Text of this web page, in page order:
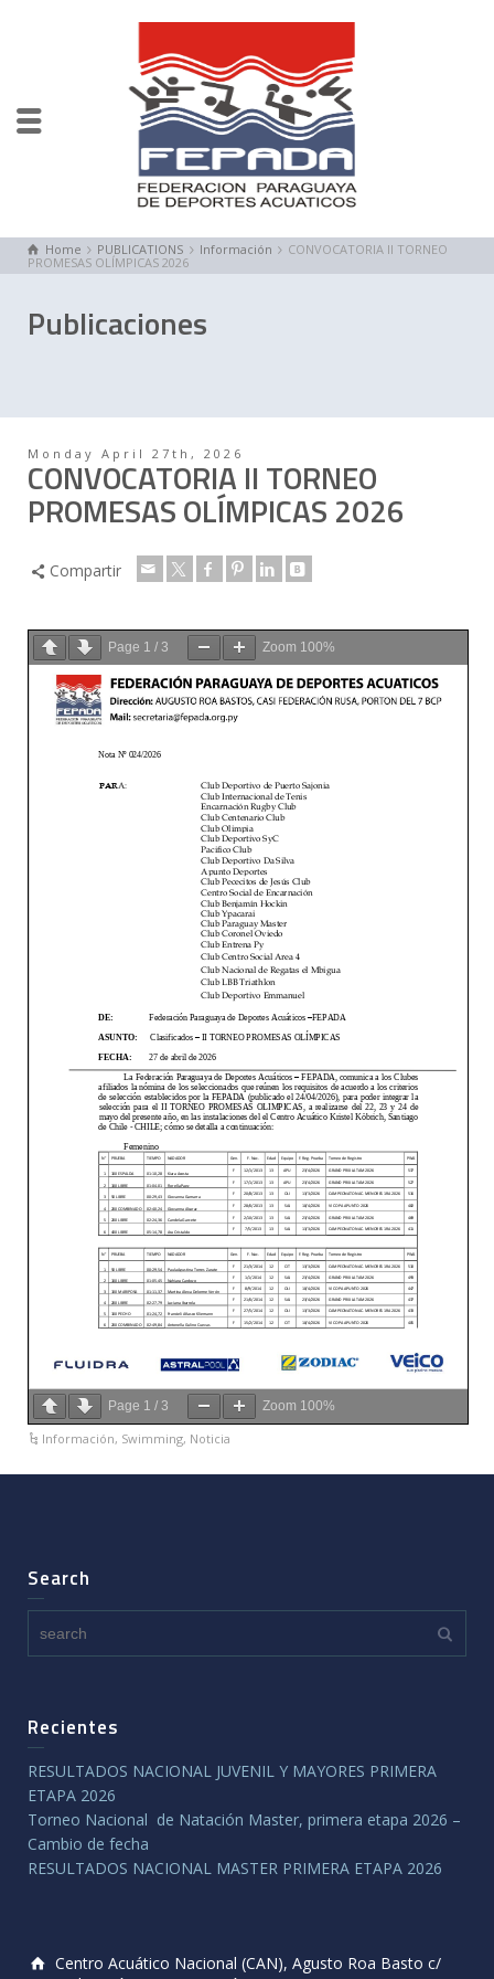
Home PUBLICATIONS Información
CONVOCATORIA II TORNEO
PROMESAS OLÍMPICAS 2026
Publicaciones
Monday April 27th, 2026
CONVOCATORIA II TORNEO
PROMESAS OLÍMPICAS 2026
Compartir
Page 1 / 3 Zoom 100%
Page 1 / 3 Zoom 100%
Información, Swimming, Noticia
Search
Recientes
RESULTADOS NACIONAL JUVENIL Y MAYORES PRIMERA
ETAPA 2026
Torneo Nacional de Natación Master, primera etapa 2026 –
Cambio de fecha
RESULTADOS NACIONAL MASTER PRIMERA ETAPA 2026
Centro Acuático Nacional (CAN), Agusto Roa Basto c/